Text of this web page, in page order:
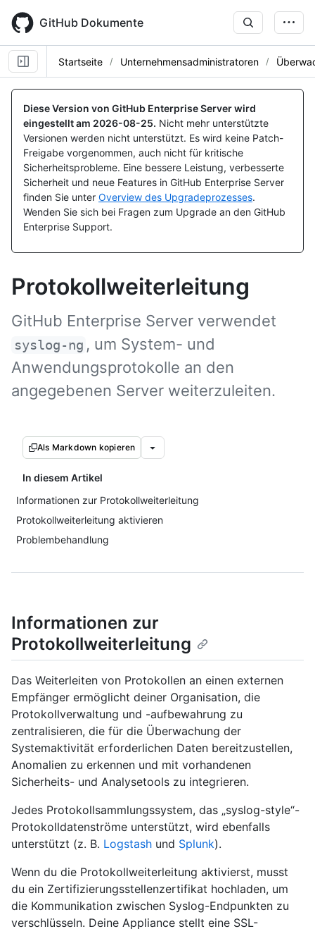
main
content
GitHub Dokumente
Startseite Unternehmensadministratoren
Diese Version von GitHub Enterprise Server wird
eingestellt am 2026-08-25. Nicht mehr unterstützte
Versionen werden nicht unterstützt. Es wird keine Patch-
Freigabe vorgenommen, auch nicht für kritische
Sicherheitsprobleme. Eine bessere Leistung, verbesserte
Sicherheit und neue Features in GitHub Enterprise Server
finden Sie unter Overview des Upgradeprozesses.
Wenden Sie sich bei Fragen zum Upgrade an den GitHub
Enterprise Support.
Protokollweiterleitung
GitHub Enterprise Server verwendet
syslog-ng , um System- und
Anwendungsprotokolle an den
angegebenen Server weiterzuleiten.
Als Markdown kopieren
In diesem Artikel
Informationen zur Protokollweiterleitung
Protokollweiterleitung aktivieren
Problembehandlung
Informationen zur
Protokollweiterleitung
Das Weiterleiten von Protokollen an einen externen
Empfänger ermöglicht deiner Organisation, die
Protokollverwaltung und -aufbewahrung zu
zentralisieren, die für die Überwachung der
Systemaktivität erforderlichen Daten bereitzustellen,
Anomalien zu erkennen und mit vorhandenen
Sicherheits- und Analysetools zu integrieren.
Jedes Protokollsammlungssystem, das „syslog-style“-
Protokolldatenströme unterstützt, wird ebenfalls
unterstützt (z. B. Logstash und Splunk).
Wenn du die Protokollweiterleitung aktivierst, musst
du ein Zertifizierungsstellenzertifikat hochladen, um
die Kommunikation zwischen Syslog-Endpunkten zu
verschlüsseln. Deine Appliance stellt eine SSL-